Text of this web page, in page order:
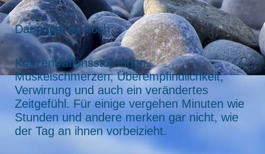
Dann gibt es noch:
Konzentrationsstörungen,
Muskelschmerzen, Überempfindlichkeit,
Verwirrung und auch ein verändertes
Zeitgefühl. Für einige vergehen Minuten wie
Stunden und andere merken gar nicht, wie
der Tag an ihnen vorbeizieht.